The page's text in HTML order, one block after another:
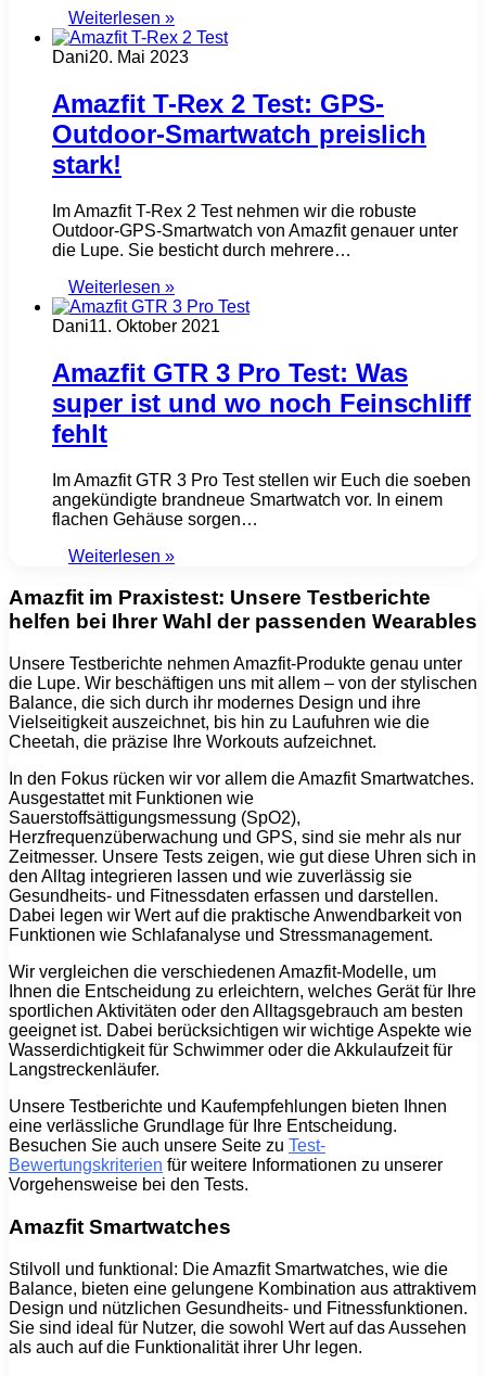
Weiterlesen »
Dani20. Mai 2023
Amazfit T-Rex 2 Test: GPS-
Outdoor-Smartwatch preislich
stark!
Im Amazfit T-Rex 2 Test nehmen wir die robuste
Outdoor-GPS-Smartwatch von Amazfit genauer unter
die Lupe. Sie besticht durch mehrere…
Weiterlesen »
Dani11. Oktober 2021
Amazfit GTR 3 Pro Test: Was
super ist und wo noch Feinschliff
fehlt
Im Amazfit GTR 3 Pro Test stellen wir Euch die soeben
angekündigte brandneue Smartwatch vor. In einem
flachen Gehäuse sorgen…
Weiterlesen »
Amazfit im Praxistest: Unsere Testberichte
helfen bei Ihrer Wahl der passenden Wearables
Unsere Testberichte nehmen Amazfit-Produkte genau unter
die Lupe. Wir beschäftigen uns mit allem – von der stylischen
Balance, die sich durch ihr modernes Design und ihre
Vielseitigkeit auszeichnet, bis hin zu Laufuhren wie die
Cheetah, die präzise Ihre Workouts aufzeichnet.
In den Fokus rücken wir vor allem die Amazfit Smartwatches.
Ausgestattet mit Funktionen wie
Sauerstoffsättigungsmessung (SpO2),
Herzfrequenzüberwachung und GPS, sind sie mehr als nur
Zeitmesser. Unsere Tests zeigen, wie gut diese Uhren sich in
den Alltag integrieren lassen und wie zuverlässig sie
Gesundheits- und Fitnessdaten erfassen und darstellen.
Dabei legen wir Wert auf die praktische Anwendbarkeit von
Funktionen wie Schlafanalyse und Stressmanagement.
Wir vergleichen die verschiedenen Amazfit-Modelle, um
Ihnen die Entscheidung zu erleichtern, welches Gerät für Ihre
sportlichen Aktivitäten oder den Alltagsgebrauch am besten
geeignet ist. Dabei berücksichtigen wir wichtige Aspekte wie
Wasserdichtigkeit für Schwimmer oder die Akkulaufzeit für
Langstreckenläufer.
Unsere Testberichte und Kaufempfehlungen bieten Ihnen
eine verlässliche Grundlage für Ihre Entscheidung.
Besuchen Sie auch unsere Seite zu Test-
Bewertungskriterien für weitere Informationen zu unserer
Vorgehensweise bei den Tests.
Amazfit Smartwatches
Stilvoll und funktional: Die Amazfit Smartwatches, wie die
Balance, bieten eine gelungene Kombination aus attraktivem
Design und nützlichen Gesundheits- und Fitnessfunktionen.
Sie sind ideal für Nutzer, die sowohl Wert auf das Aussehen
als auch auf die Funktionalität ihrer Uhr legen.